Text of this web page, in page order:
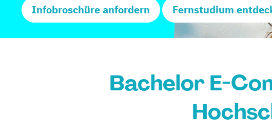
Infobroschüre anfordern Fernstudium
Bachelor E-